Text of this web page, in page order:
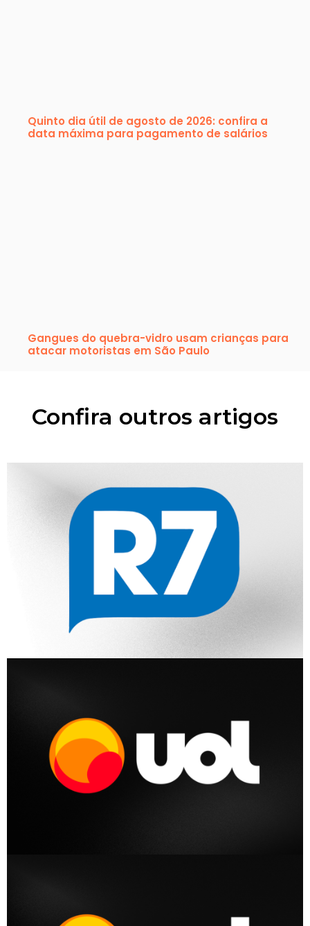
Quinto dia útil de agosto de 2026: confira a
data máxima para pagamento de salários
Gangues do quebra-vidro usam crianças para
atacar motoristas em São Paulo
Confira outros artigos